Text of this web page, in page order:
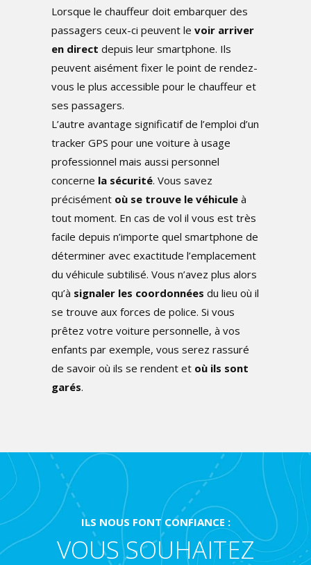
Lorsque le chauffeur doit embarquer des
passagers ceux-ci peuvent le voir arriver
en direct depuis leur smartphone. Ils
peuvent aisément fixer le point de rendez-
vous le plus accessible pour le chauffeur et
ses passagers.
L’autre avantage significatif de l’emploi d’un
tracker GPS pour une voiture à usage
professionnel mais aussi personnel
concerne la sécurité. Vous savez
précisément où se trouve le véhicule à
tout moment. En cas de vol il vous est très
facile depuis n’importe quel smartphone de
déterminer avec exactitude l’emplacement
du véhicule subtilisé. Vous n’avez plus alors
qu’à signaler les coordonnées du lieu où il
se trouve aux forces de police. Si vous
prêtez votre voiture personnelle, à vos
enfants par exemple, vous serez rassuré
de savoir où ils se rendent et où ils sont
garés.
ILS NOUS FONT CONFIANCE :
VOUS SOUHAITEZ